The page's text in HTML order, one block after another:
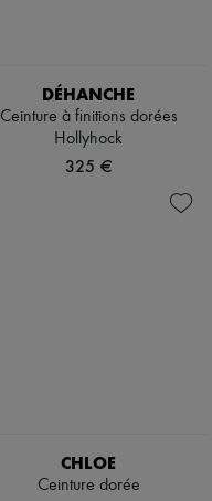
DÉHANCHE
Ceinture à finitions dorées
Hollyhock
325 €
CHLOE
Ceinture dorée